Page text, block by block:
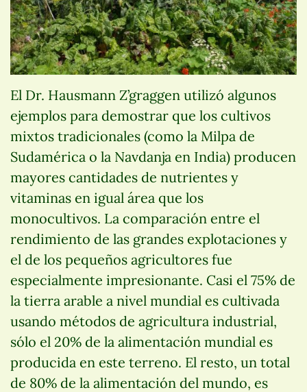
El Dr. Hausmann Z’graggen utilizó algunos
ejemplos para demostrar que los cultivos
mixtos tradicionales (como la Milpa de
Sudamérica o la Navdanja en India) producen
mayores cantidades de nutrientes y
vitaminas en igual área que los
monocultivos. La comparación entre el
rendimiento de las grandes explotaciones y
el de los pequeños agricultores fue
especialmente impresionante. Casi el 75% de
la tierra arable a nivel mundial es cultivada
usando métodos de agricultura industrial,
sólo el 20% de la alimentación mundial es
producida en este terreno. El resto, un total
de 80% de la alimentación del mundo, es